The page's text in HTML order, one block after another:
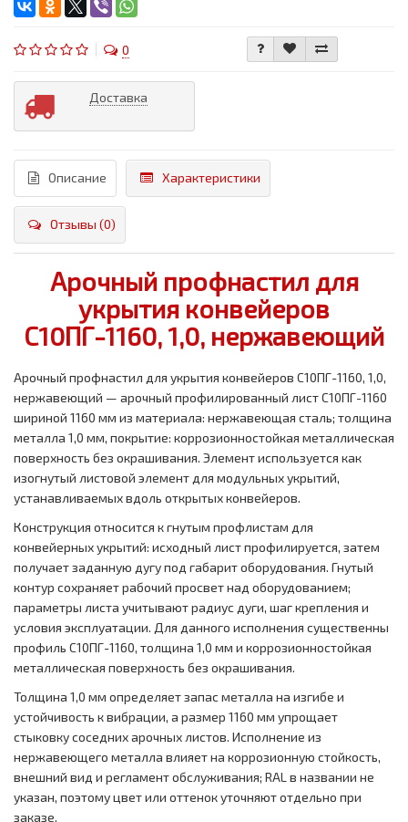
0
Доставка
Описание Характеристики
Отзывы (0)
Арочный профнастил для
укрытия конвейеров
С10ПГ-1160, 1,0, нержавеющий
Арочный профнастил для укрытия конвейеров С10ПГ-1160, 1,0,
нержавеющий — арочный профилированный лист С10ПГ-1160
шириной 1160 мм из материала: нержавеющая сталь; толщина
металла 1,0 мм, покрытие: коррозионностойкая металлическая
поверхность без окрашивания. Элемент используется как
изогнутый листовой элемент для модульных укрытий,
устанавливаемых вдоль открытых конвейеров.
Конструкция относится к гнутым профлистам для
конвейерных укрытий: исходный лист профилируется, затем
получает заданную дугу под габарит оборудования. Гнутый
контур сохраняет рабочий просвет над оборудованием;
параметры листа учитывают радиус дуги, шаг крепления и
условия эксплуатации. Для данного исполнения существенны
профиль С10ПГ-1160, толщина 1,0 мм и коррозионностойкая
металлическая поверхность без окрашивания.
Толщина 1,0 мм определяет запас металла на изгибе и
устойчивость к вибрации, а размер 1160 мм упрощает
стыковку соседних арочных листов. Исполнение из
нержавеющего металла влияет на коррозионную стойкость,
внешний вид и регламент обслуживания; RAL в названии не
указан, поэтому цвет или оттенок уточняют отдельно при
заказе.